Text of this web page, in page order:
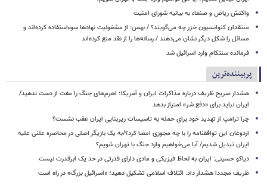
واکنش ریاض و صنعاء به بیانیه شورای امنیت
منتقدان کنوانسیون خزر چه می‌گویند؟ / بهمن: از مشغولیت نهادها سوءاستفاده کرده‌اند و
مسائل را شکل دیگر نشان می‌دهند / رسانه‌ها را از نقد منع کرده‌اند
فرمانده سنتکام وارد اسرائیل شد
پربیننده‌ترین
هشدار صریح ظریف درباره مذاکرات ایران و آمریکا؛ اهرم‌های جنگ را مفت از دست ندهید/
ایران نباید برای «دفع شر» امتیاز بدهد
چرا ترامپ از تهدید خود برای حمله به تاسیسات زیربنایی ایران عقب نشست؟
اردوغان این توافقنامه را با چه مجوزی امضا کرد؟/به یک بازیگر اصلی در محاصره علنی علیه
ایران تبدیل شدیم/ آیا می‌خواهیم وارد جنگ با تهران شویم؟
دیاکو حسینی: ایران به لحاظ فیزیکی و مادی دارای قدرتی در حد یک ابرقدرت نیست
ظریف مجددا هشدار داد: ائتلاف اسلامی تشکیل دهید؛ «اسرائیل بزرگ» در راه است